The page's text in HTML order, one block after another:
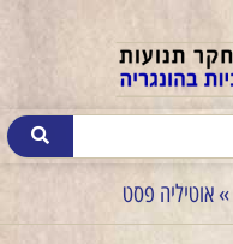
»אוטיליה פסט